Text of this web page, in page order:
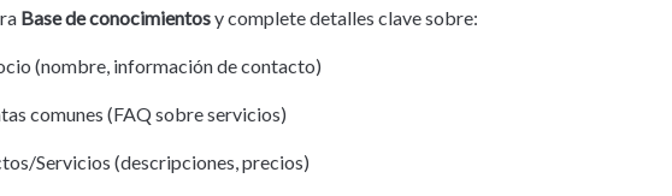
Base de conocimientos y complete detalles clave sobre:
(nombre, información de contacto)
comunes (FAQ sobre servicios)
Servicios (descripciones, precios)